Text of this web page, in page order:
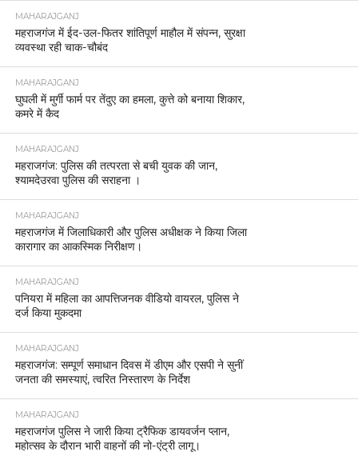
MAHARAJGANJ
महराजगंज में ईद-उल-फितर शांतिपूर्ण माहौल में संपन्न, सुरक्षा
व्यवस्था रही चाक-चौबंद
MAHARAJGANJ
घुघली में मुर्गी फार्म पर तेंदुए का हमला, कुत्ते को बनाया शिकार,
कमरे में कैद
MAHARAJGANJ
महराजगंज: पुलिस की तत्परता से बची युवक की जान,
श्यामदेउरवा पुलिस की सराहना ।
MAHARAJGANJ
महराजगंज में जिलाधिकारी और पुलिस अधीक्षक ने किया जिला
कारागार का आकस्मिक निरीक्षण।
MAHARAJGANJ
पनियरा में महिला का आपत्तिजनक वीडियो वायरल, पुलिस ने
दर्ज किया मुकदमा
MAHARAJGANJ
महराजगंज: सम्पूर्ण समाधान दिवस में डीएम और एसपी ने सुनीं
जनता की समस्याएं, त्वरित निस्तारण के निर्देश
MAHARAJGANJ
महराजगंज पुलिस ने जारी किया ट्रैफिक डायवर्जन प्लान,
महोत्सव के दौरान भारी वाहनों की नो-एंट्री लागू।